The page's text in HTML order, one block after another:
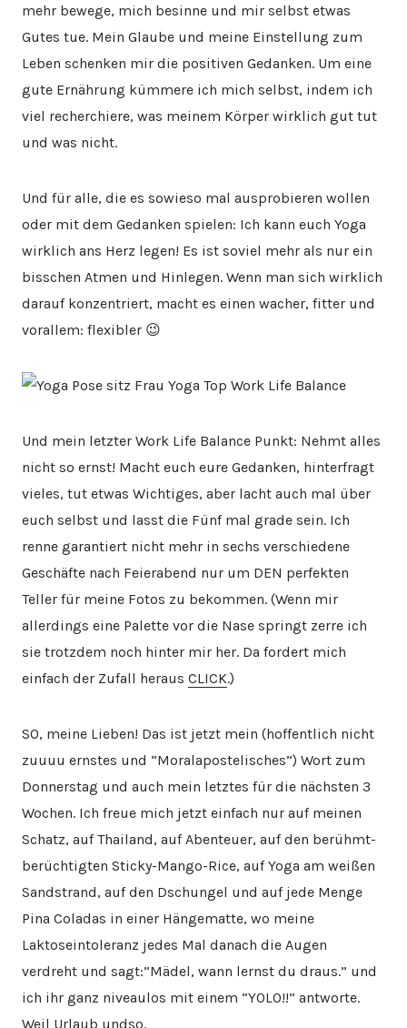
mehr bewege, mich besinne und mir selbst etwas
Gutes tue. Mein Glaube und meine Einstellung zum
Leben schenken mir die positiven Gedanken. Um eine
gute Ernährung kümmere ich mich selbst, indem ich
viel recherchiere, was meinem Körper wirklich gut tut
und was nicht.
Und für alle, die es sowieso mal ausprobieren wollen
oder mit dem Gedanken spielen: Ich kann euch Yoga
wirklich ans Herz legen! Es ist soviel mehr als nur ein
bisschen Atmen und Hinlegen. Wenn man sich wirklich
darauf konzentriert, macht es einen wacher, fitter und
vorallem: flexibler 😉
Und mein letzter Work Life Balance Punkt: Nehmt alles
nicht so ernst! Macht euch eure Gedanken, hinterfragt
vieles, tut etwas Wichtiges, aber lacht auch mal über
euch selbst und lasst die Fünf mal grade sein. Ich
renne garantiert nicht mehr in sechs verschiedene
Geschäfte nach Feierabend nur um DEN perfekten
Teller für meine Fotos zu bekommen. (Wenn mir
allerdings eine Palette vor die Nase springt zerre ich
sie trotzdem noch hinter mir her. Da fordert mich
einfach der Zufall heraus CLICK.)
SO, meine Lieben! Das ist jetzt mein (hoffentlich nicht
zuuuu ernstes und “Moralapostelisches”) Wort zum
Donnerstag und auch mein letztes für die nächsten 3
Wochen. Ich freue mich jetzt einfach nur auf meinen
Schatz, auf Thailand, auf Abenteuer, auf den berühmt-
berüchtigten Sticky-Mango-Rice, auf Yoga am weißen
Sandstrand, auf den Dschungel und auf jede Menge
Pina Coladas in einer Hängematte, wo meine
Laktoseintoleranz jedes Mal danach die Augen
verdreht und sagt:”Mädel, wann lernst du draus.” und
ich ihr ganz niveaulos mit einem “YOLO!!” antworte.
Weil Urlaub undso.